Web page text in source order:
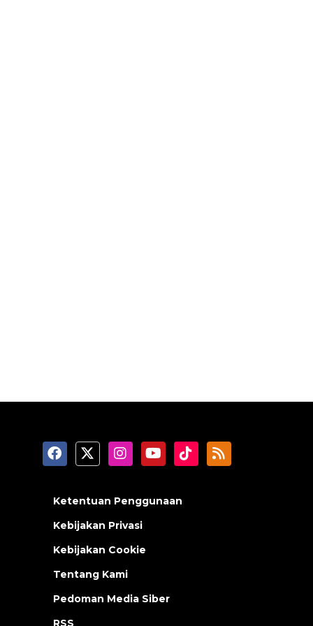
Ketentuan Penggunaan
Kebijakan Privasi
Kebijakan Cookie
Tentang Kami
Pedoman Media Siber
RSS